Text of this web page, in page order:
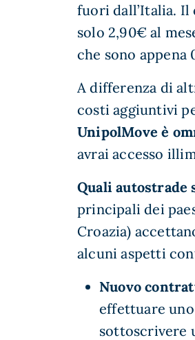
fuori dall’Italia. Il
solo 2,90€ al
che sono appena
A differenza di
costi aggiuntivi
UnipolMove è
avrai accesso
Quali autostrade
principali dei
Croazia)
alcuni aspetti
Nuovo
effettuare uno
sottoscrivere